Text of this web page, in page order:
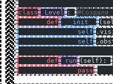
class Level :
#Создали
	def
__init__
		self
		self
	def
run (self):
		pass